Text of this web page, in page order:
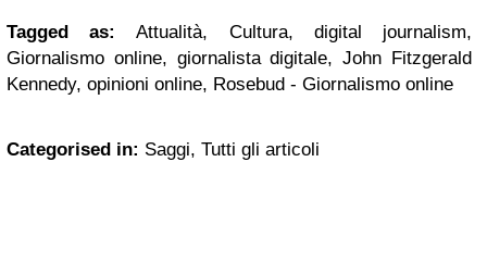
Tagged as:Attualità, Cultura, digital journalism,
Giornalismo online, giornalista digitale, John Fitzgerald
Kennedy, opinioni online, Rosebud - Giornalismo online
Categorised in: Saggi, Tutti gli articoli